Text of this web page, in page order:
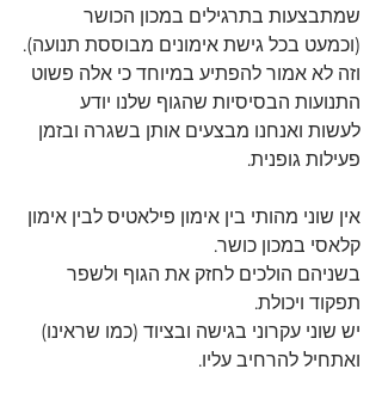
שמתבצעות בתרגילים במכון הכושר
(וכמעט בכל גישת אימונים מבוססת תנועה).
וזה לא אמור להפתיע במיוחד כי אלה פשוט
התנועות הבסיסיות שהגוף שלנו יודע
לעשות ואנחנו מבצעים אותן בשגרה ובזמן
פעילות גופנית.
אין שוני מהותי בין אימון פילאטיס לבין אימון
קלאסי במכון כושר.
בשניהם הולכים לחזק את הגוף ולשפר
תפקוד ויכולת.
יש שוני עקרוני בגישה ובציוד (כמו שראינו)
ואתחיל להרחיב עליו.